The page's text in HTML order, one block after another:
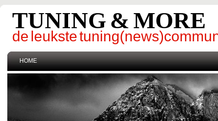
TUNING & MORE
de leukste
HOME